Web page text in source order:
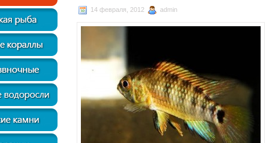
14 февраля, 2012 admin